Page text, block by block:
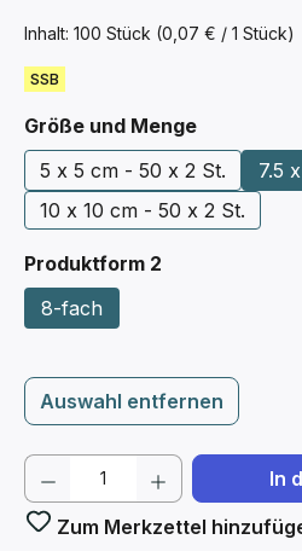
Inhalt: 100 Stück (0,07 € / 1 Stück)
SSB
Größe und Mengeauswählen
5 x 5 cm - 50 x 2 St.
7.5
10 x 10 cm - 50 x 2 St.
Produktform 2
8-fach
Auswahl entfernen
Produkt Anzahl: Gib
In
Zum Merkzettel